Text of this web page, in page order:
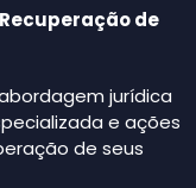
de
jurídica
e ações
de seus